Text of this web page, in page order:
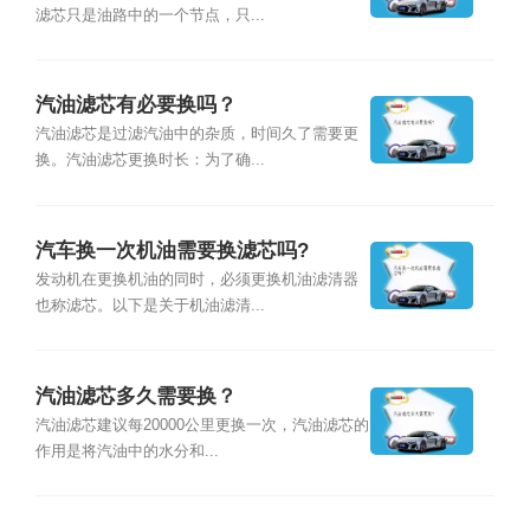
滤芯只是油路中的一个节点，只...
汽油滤芯有必要换吗？
汽油滤芯是过滤汽油中的杂质，时间久了需要更
换。汽油滤芯更换时长：为了确...
汽车换一次机油需要换滤芯吗?
发动机在更换机油的同时，必须更换机油滤清器
也称滤芯。以下是关于机油滤清...
汽油滤芯多久需要换？
汽油滤芯建议每20000公里更换一次，汽油滤芯的
作用是将汽油中的水分和...